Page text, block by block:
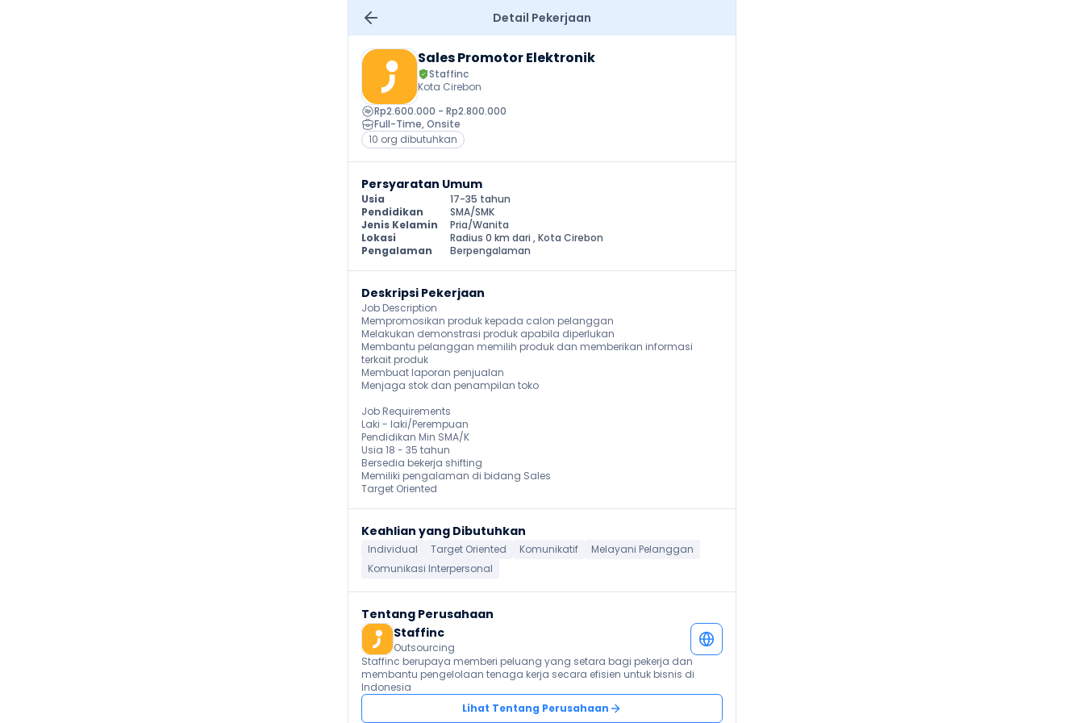
Detail Pekerjaan
Sales Promotor Elektronik
Staffinc
Kota Cirebon
Rp2.600.000 - Rp2.800.000
Full-Time, Onsite
10 org dibutuhkan
Persyaratan Umum
Usia
17-35 tahun
Pendidikan
SMA/SMK
Jenis Kelamin
Pria/Wanita
Lokasi
Radius 0 km dari , Kota Cirebon
Pengalaman
Berpengalaman
Deskripsi Pekerjaan
Job Description
Mempromosikan produk kepada calon pelanggan
Melakukan demonstrasi produk apabila diperlukan
Membantu pelanggan memilih produk dan memberikan informasi
terkait produk
Membuat laporan penjualan
Menjaga stok dan penampilan toko
Job Requirements
Laki - laki/Perempuan
Pendidikan Min SMA/K
Usia 18 - 35 tahun
Bersedia bekerja shifting
Memiliki pengalaman di bidang Sales
Target Oriented
Keahlian yang Dibutuhkan
Individual Target Oriented Komunikatif
Melayani Pelanggan
Komunikasi Interpersonal
Tentang Perusahaan
Staffinc
Outsourcing
Staffinc berupaya memberi peluang yang setara bagi pekerja dan
membantu pengelolaan tenaga kerja secara efisien untuk bisnis di
Indonesia
Lihat Tentang Perusahaan